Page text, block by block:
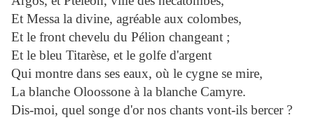
Et Messa la divine, agréable aux colombes,
Et le front chevelu du Pélion changeant ;
Et le bleu Titarèse, et le golfe d'argent
Qui montre dans ses eaux, où le cygne se mire,
La blanche Oloossone à la blanche Camyre.
Dis-moi, quel songe d'or nos chants vont-ils bercer ?